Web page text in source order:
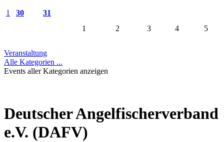
1 30
31
1
2 3 4 5
Veranstaltung
Alle Kategorien ...
Events aller Kategorien anzeigen
Deutscher Angelfischerverband
e.V. (DAFV)